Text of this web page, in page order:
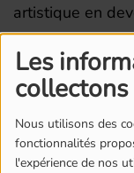
Les
collectons
Nous utilisons des
fonctionnalités
l'expérience de nos
artistique en
Site web :
Une chronique